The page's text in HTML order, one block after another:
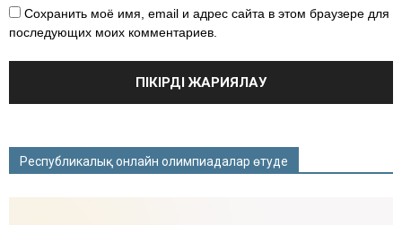
Сохранить моё имя, email и адрес сайта в этом браузере для
последующих моих комментариев.
Республикалық онлайн олимпиадалар өтуде